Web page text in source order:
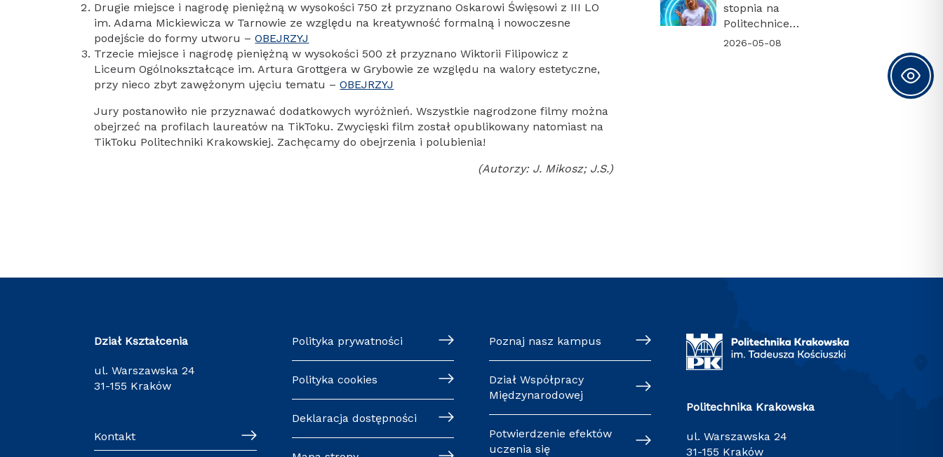
Drugie miejsce i nagrodę pieniężną w wysokości 750 zł przyznano Oskarowi Święsowi z III LO
im. Adama Mickiewicza w Tarnowie ze względu na kreatywność formalną i nowoczesne
podejście do formy utworu –OBEJRZYJ
Trzecie miejsce i nagrodę pieniężną w wysokości 500 zł przyznano Wiktorii Filipowicz z
Liceum Ogólnokształcące im. Artura Grottgera w Grybowie ze względu na walory estetyczne,
przy nieco zbyt zawężonym ujęciu tematu –OBEJRZYJ
Jury postanowiło nie przyznawać dodatkowych wyróżnień. Wszystkie nagrodzone filmy można
obejrzeć na profilach laureatów na TikToku. Zwycięski film został opublikowany natomiast na
TikToku Politechniki Krakowskiej. Zachęcamy do obejrzenia i polubienia!
(Autorzy: J. Mikosz; J.S.)
stopnia na
Politechnice
Krakowskiej. Sprawdź
2026-05-08
Dział Kształcenia
ul. Warszawska 24
31-155 Kraków
Kontakt
Polityka prywatności
Polityka cookies
Deklaracja dostępności
Poznaj nasz kampus
Dział Współpracy
Międzynarodowej
Potwierdzenie efektów
uczenia się
Politechnika Krakowska
ul. Warszawska 24
31-155 Kraków